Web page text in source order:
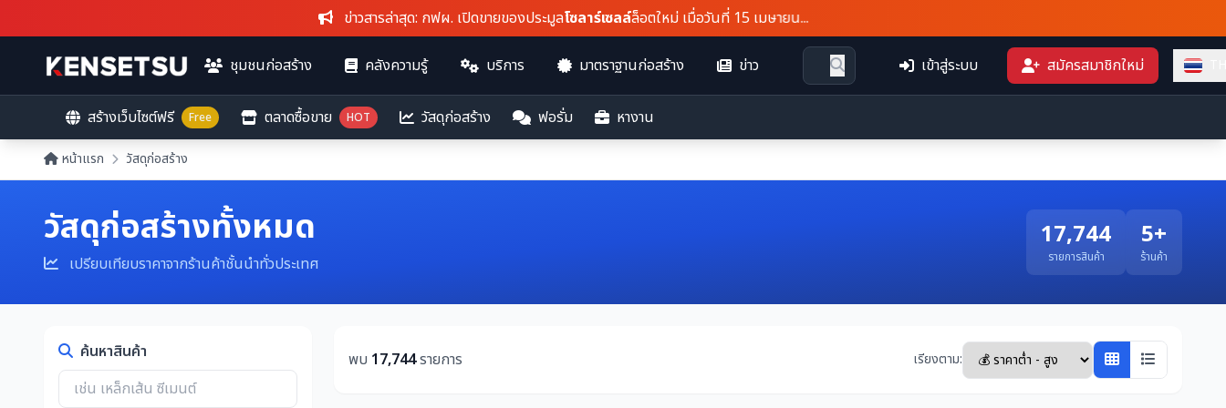
ข่าวสารล่าสุด: กฟผ. เปิดขายของประมูลโซลาร์เซลล์ล็อตใหม่ เมื่อวันที่ 15 เมษายน...
ชุมชนก่อสร้าง คลังความรู้ บริการ มาตราฐานก่อสร้าง ข่าว เข้าสู่ระบบ สมัครสมาชิกใหม่
สร้างเว็บไซต์ฟรี Free ตลาดซื้อขาย HOT วัสดุก่อสร้าง ฟอรั่ม หางาน
หน้าแรก วัสดุก่อสร้าง
วัสดุก่อสร้างทั้งหมด
เปรียบเทียบราคาจากร้านค้าชั้นนำทั่วประเทศ
17,744
รายการสินค้า
5+
ร้านค้า
ค้นหาสินค้า พบ 17,744รายการ เรียงตาม: